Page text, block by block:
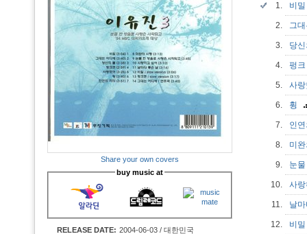
Share your own covers
buy music at
RELEASE DATE: 2004-06-03 / 대한민국
1.
비
2. 그
3. 당
4. 펑
5. 사
6. 휭
7. 인
8. 미
9. 눈
10. 사
11. 날
12. 비